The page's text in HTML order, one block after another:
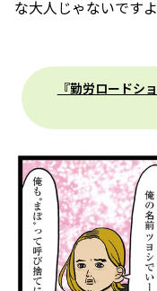
な大人じゃないですよ
『勤労ロードシ